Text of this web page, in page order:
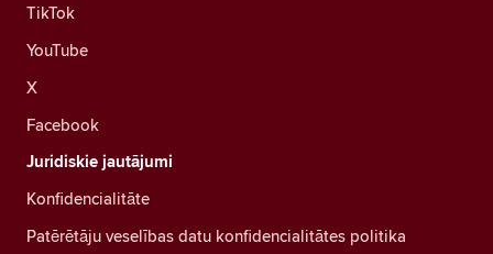
TikTok
YouTube
X
Facebook
Juridiskie jautājumi
Konfidencialitāte
Patērētāju veselības datu konfidencialitātes politika